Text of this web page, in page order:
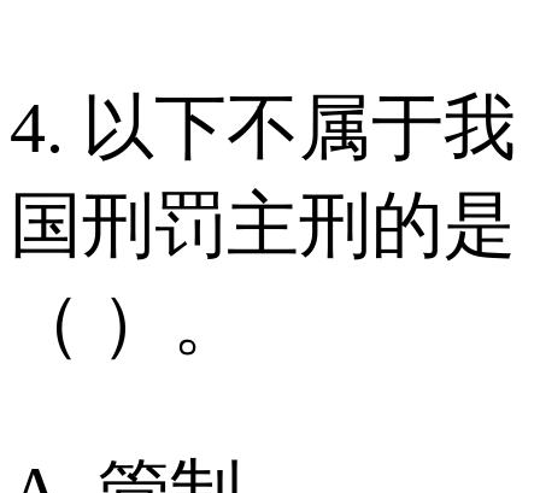
4. 以下不属于我
国刑罚主刑的是
（ ）。